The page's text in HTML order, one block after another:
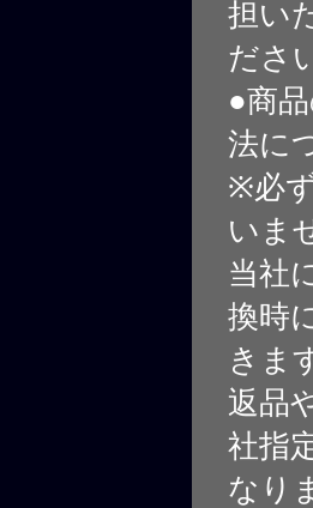
担い
ださ
●商
法に
※必
いま
当社
換時
きま
返品
社指
なり